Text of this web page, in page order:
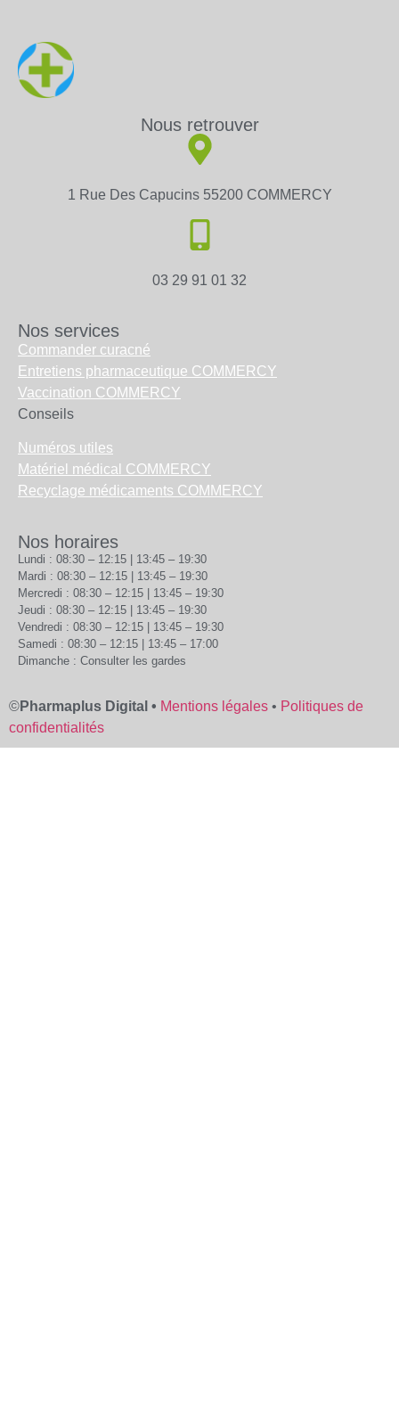
Nous retrouver
1 Rue Des Capucins 55200 COMMERCY
03 29 91 01 32
Nos services
Commander curacné
Entretiens pharmaceutique COMMERCY
Vaccination COMMERCY
Conseils
Numéros utiles
Matériel médical COMMERCY
Recyclage médicaments COMMERCY
Nos horaires
Lundi : 08:30 – 12:15 | 13:45 – 19:30
Mardi : 08:30 – 12:15 | 13:45 – 19:30
Mercredi : 08:30 – 12:15 | 13:45 – 19:30
Jeudi : 08:30 – 12:15 | 13:45 – 19:30
Vendredi : 08:30 – 12:15 | 13:45 – 19:30
Samedi : 08:30 – 12:15 | 13:45 – 17:00
Dimanche : Consulter les gardes
©Pharmaplus Digital • Mentions légales • Politiques de
confidentialités